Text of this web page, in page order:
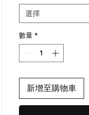
選擇
數量 *
新增至購物車